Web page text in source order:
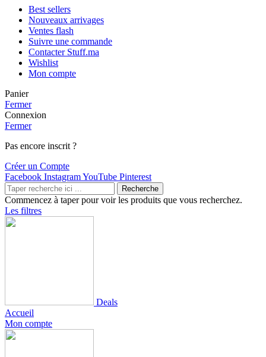
Best sellers
Nouveaux arrivages
Ventes flash
Suivre une commande
Contacter Stuff.ma
Wishlist
Mon compte
Panier
Fermer
Connexion
Fermer
Pas encore inscrit ?
Créer un Compte
Facebook InstagramYouTube Pinterest
Recherche
Commencez à taper pour voir les produits que vous recherchez.
Les filtres
Deals
Accueil
Mon compte